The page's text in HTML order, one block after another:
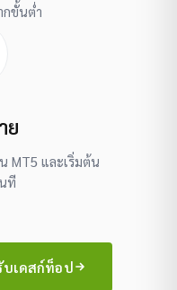
กขั้นต่ำ
ย
MT5 และเริ่มต้น
ที
บเดสก์ท็อป